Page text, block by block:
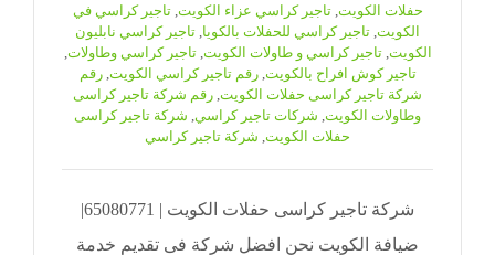
حفلات الكويت ,تاجير كراسي عزاء الكويت ,تاجير كراسي في
الكويت تاجير كراسي للحفلات بالكويا تاجير كراسي نابليون
الكويت ,تاجير كراسي و طاولات الكويت ,تاجير كراسي وطاولات
تاجير كوش افراح بالكويت ,رقم تاجير كراسي الكويت ,رقم
شركة تاجير كراسى حفلات الكويت رقم شركة تاجير كراسى
وطاولات الكويت شركات تاجير كراسي شركة تاجير كراسى
حفلات الكويت شركة تاجير كراسي
شركة تاجير كراسى حفلات الكويت | 65080771|
ضيافة الكويت نحن افضل شركة فى تقديم خدمة